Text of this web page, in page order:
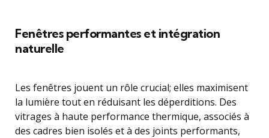
Fenêtres performantes et intégration
naturelle
Les fenêtres jouent un rôle crucial; elles maximisent
la lumière tout en réduisant les déperditions. Des
vitrages à haute performance thermique, associés à
des cadres bien isolés et à des joints performants,